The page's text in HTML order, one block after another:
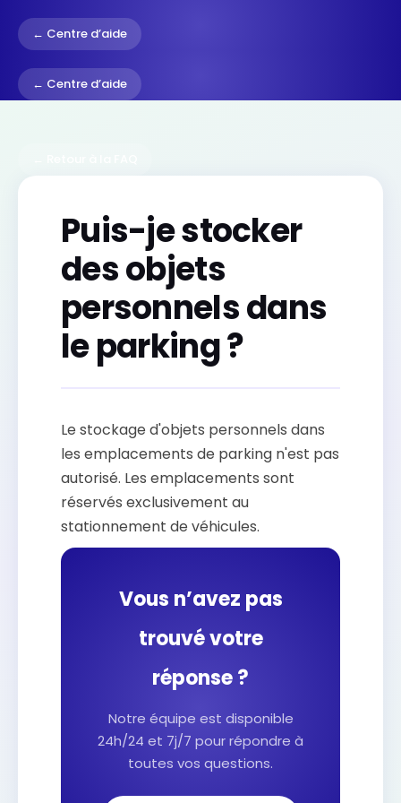
← Centre d’aide
← Centre d’aide
Puis-je stocker
des objets
personnels dans
le parking ?
Le stockage d'objets personnels dans
les emplacements de parking n'est pas
autorisé. Les emplacements sont
réservés exclusivement au
stationnement de véhicules.
Vous n’avez pas
trouvé votre
réponse ?
Notre équipe est disponible
24h/24 et 7j/7 pour répondre à
toutes vos questions.